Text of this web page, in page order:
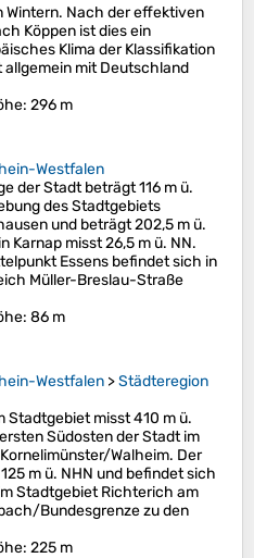
Wintern. Nach der effektiven
Köppen ist dies ein
Klima der Klassifikation
allgemein mit Deutschland
: 296 m
Westfalen
der Stadt beträgt 116 m ü.
des Stadtgebiets
und beträgt 202,5 m ü.
Karnap misst 26,5 m ü. NN.
Essens befindet sich in
Müller-Breslau-Straße
: 86 m
Westfalen >Städteregion
Stadtgebiet misst 410 m ü.
Südosten der Stadt im
Walheim. Der
m ü. NHN und befindet sich
Stadtgebiet Richterich am
Bundesgrenze zu den
: 225 m